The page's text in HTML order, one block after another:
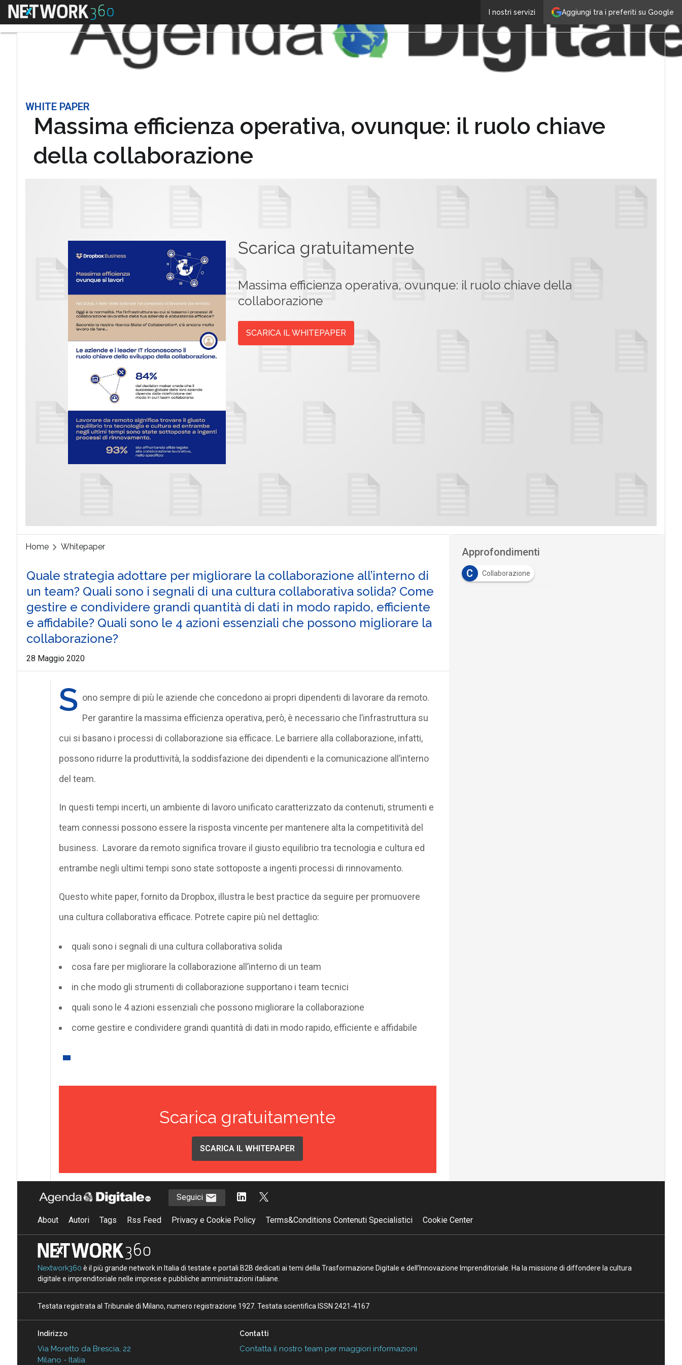
Aggiungi tra i preferiti su Google
I nostri servizi
Menu
WHITE PAPER
Massima efficienza operativa, ovunque: il ruolo chiave
della collaborazione
Scarica gratuitamente
Massima efficienza operativa, ovunque: il ruolo chiave della
collaborazione
SCARICA IL WHITEPAPER
Home Whitepaper
Quale strategia adottare per migliorare la collaborazione all’interno di
un team? Quali sono i segnali di una cultura collaborativa solida? Come
gestire e condividere grandi quantità di dati in modo rapido, efficiente
e affidabile? Quali sono le 4 azioni essenziali che possono migliorare la
collaborazione?
28 Maggio 2020
S ono sempre di più le aziende che concedono ai propri dipendenti di lavorare da remoto.
Per garantire la massima efficienza operativa, però, è necessario che l’infrastruttura su
cui si basano i processi di collaborazione sia efficace. Le barriere alla collaborazione, infatti,
possono ridurre la produttività, la soddisfazione dei dipendenti e la comunicazione all’interno
del team.
In questi tempi incerti, un ambiente di lavoro unificato caratterizzato da contenuti, strumenti e
team connessi possono essere la risposta vincente per mantenere alta la competitività del
business. Lavorare da remoto significa trovare il giusto equilibrio tra tecnologia e cultura ed
entrambe negli ultimi tempi sono state sottoposte a ingenti processi di rinnovamento.
Questo white paper, fornito da Dropbox, illustra le best practice da seguire per promuovere
una cultura collaborativa efficace. Potrete capire più nel dettaglio:
quali sono i segnali di una cultura collaborativa solida
cosa fare per migliorare la collaborazione all’interno di un team
in che modo gli strumenti di collaborazione supportano i team tecnici
quali sono le 4 azioni essenziali che possono migliorare la collaborazione
come gestire e condividere grandi quantità di dati in modo rapido, efficiente e affidabile
Scarica gratuitamente
SCARICA IL WHITEPAPER
Approfondimenti
C
Collaborazione
Seguici
About Autori Tags Rss Feed Privacy e Cookie Policy Terms&Conditions Contenuti Specialistici Cookie Center
Nextwork360 è il più grande network in Italia di testate e portali B2B dedicati ai temi della Trasformazione Digitale e dell’Innovazione Imprenditoriale. Ha la missione di diffondere la cultura
digitale e imprenditoriale nelle imprese e pubbliche amministrazioni italiane.
Testata registrata al Tribunale di Milano, numero registrazione 1927. Testata scientifica ISSN 2421-4167
Indirizzo
Via Moretto da Brescia, 22
Milano - Italia
Contatti
Contatta il nostro team per maggiori informazioni